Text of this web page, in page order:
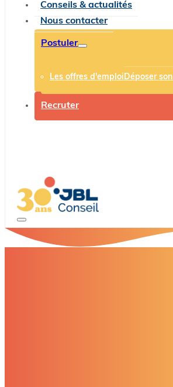
Conseils & actualités
Nous contacter
Postuler
Les offres d'emploiDéposer
Recruter